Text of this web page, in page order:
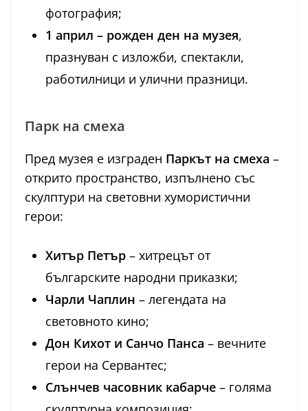
фотография;
1 април – рожден ден на музея,
празнуван с изложби, спектакли,
работилници и улични празници.
Парк на смеха
Пред музея е изграден Паркът на смеха –
открито пространство, изпълнено със
скулптури на световни хумористични
герои:
Хитър Петър – хитрецът от
българските народни приказки;
Чарли Чаплин – легендата на
световното кино;
Дон Кихот и Санчо Панса – вечните
герои на Сервантес;
Слънчев часовник кабарче – голяма